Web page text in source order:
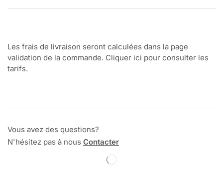
Les frais de livraison seront calculées dans la page
validation de la commande. Cliquer ici pour consulter les
tarifs.
Vous avez des questions?
N'hésitez pas à nous Contacter